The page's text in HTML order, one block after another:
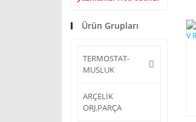
Ürün Grupları
TERMOSTAT-
MUSLUK
ARÇELİK
ORJ.PARÇA